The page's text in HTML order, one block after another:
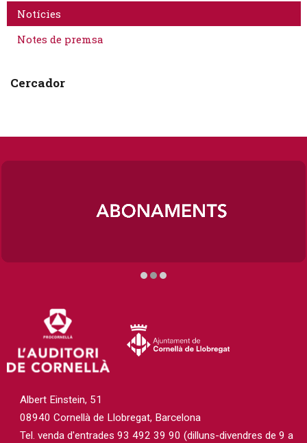
Notícies
Notes de premsa
Cercador
Albert Einstein, 51
08940 Cornellà de Llobregat, Barcelona
Tel. venda d'entrades 93 492 39 90 (dilluns-divendres de 9 a